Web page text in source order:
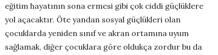
eğitim hayatının sona ermesi gibi çok ciddi güçlüklere
yol açacaktır. Öte yandan sosyal güçlükleri olan
çocuklarda yeniden sınıf ve akran ortamına uyum
sağlamak, diğer çocuklara göre oldukça zordur bu da